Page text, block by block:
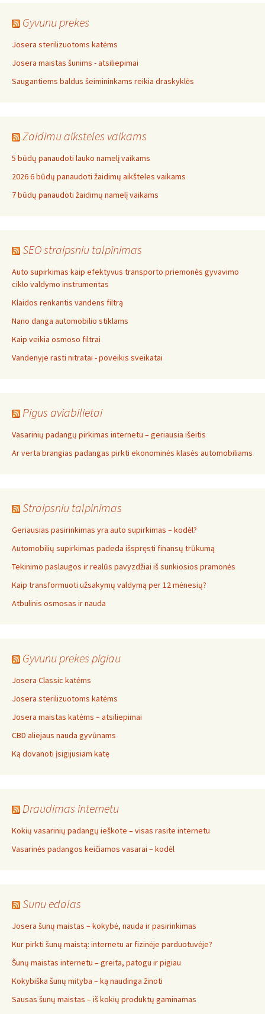
Gyvunu prekes
Josera sterilizuotoms katėms
Josera maistas šunims - atsiliepimai
Saugantiems baldus šeimininkams reikia draskyklės
Zaidimu aiksteles vaikams
5 būdų panaudoti lauko namelį vaikams
2026 6 būdų panaudoti žaidimų aikšteles vaikams
7 būdų panaudoti žaidimų namelį vaikams
SEO straipsniu talpinimas
Auto supirkimas kaip efektyvus transporto priemonės gyvavimo
ciklo valdymo instrumentas
Klaidos renkantis vandens filtrą
Nano danga automobilio stiklams
Kaip veikia osmoso filtrai
Vandenyje rasti nitratai - poveikis sveikatai
Pigus aviabilietai
Vasarinių padangų pirkimas internetu – geriausia išeitis
Ar verta brangias padangas pirkti ekonominės klasės automobiliams
Straipsniu talpinimas
Geriausias pasirinkimas yra auto supirkimas – kodėl?
Automobilių supirkimas padeda išspręsti finansų trūkumą
Tekinimo paslaugos ir realūs pavyzdžiai iš sunkiosios pramonės
Kaip transformuoti užsakymų valdymą per 12 mėnesių?
Atbulinis osmosas ir nauda
Gyvunu prekes pigiau
Josera Classic katėms
Josera sterilizuotoms katėms
Josera maistas katėms – atsiliepimai
CBD aliejaus nauda gyvūnams
Ką dovanoti įsigijusiam katę
Draudimas internetu
Kokių vasarinių padangų ieškote – visas rasite internetu
Vasarinės padangos keičiamos vasarai – kodėl
Sunu edalas
Josera šunų maistas – kokybė, nauda ir pasirinkimas
Kur pirkti šunų maistą: internetu ar fizinėje parduotuvėje?
Šunų maistas internetu – greita, patogu ir pigiau
Kokybiška šunų mityba – ką naudinga žinoti
Sausas šunų maistas – iš kokių produktų gaminamas